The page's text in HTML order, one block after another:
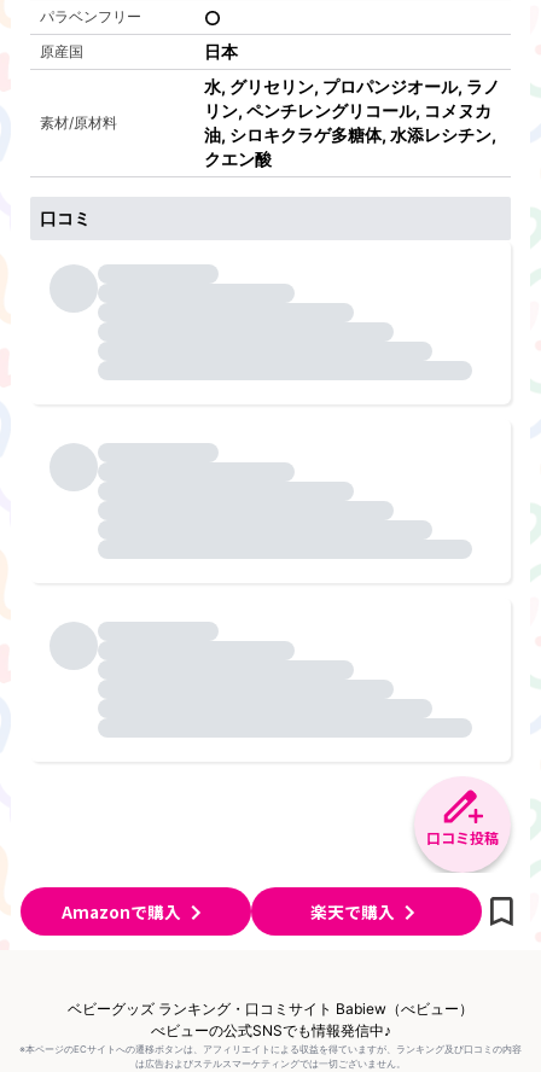
パラベンフリー
原産国
日本
素材/原材料
水, グリセリン, プロパンジオール, ラノ
リン, ペンチレングリコール, コメヌカ
油, シロキクラゲ多糖体, 水添レシチン,
クエン酸
口コミ
口コミ投稿
Amazonで購入 楽天で購入
ベビーグッズ ランキング・口コミサイト Babiew（べビュー）
べビューの公式SNSでも情報発信中♪
※本ページのECサイトへの遷移ボタンは、アフィリエイトによる収益を得ていますが、ランキング及び口コミの内容
は広告およびステルスマーケティングでは一切ございません。